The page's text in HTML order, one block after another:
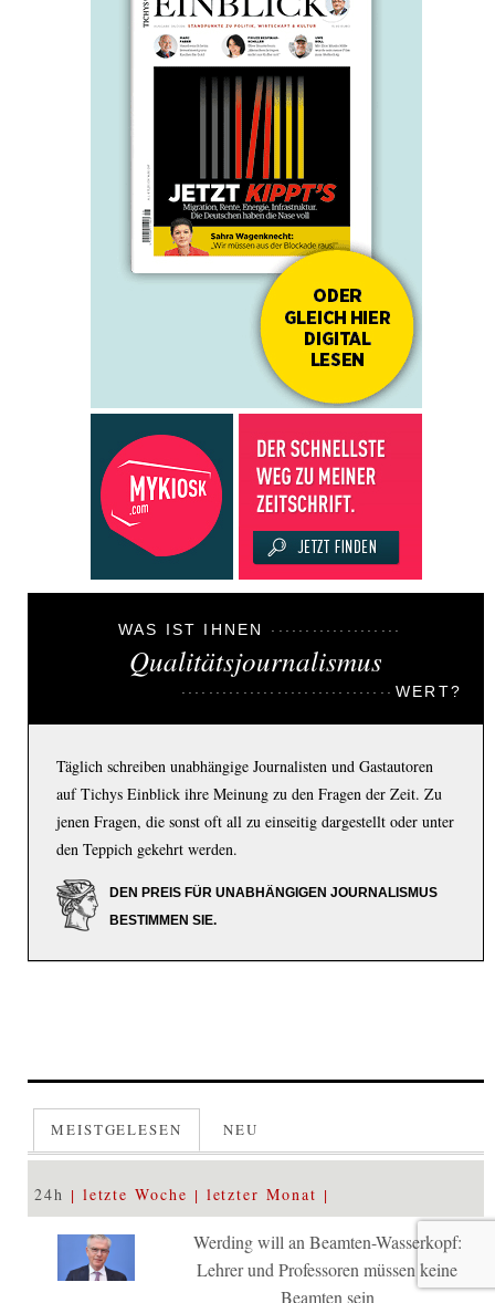
WAS IST IHNEN
Qualitätsjournalismus
WERT?
Täglich schreiben unabhängige Journalisten und Gastautoren
auf Tichys Einblick ihre Meinung zu den Fragen der Zeit. Zu
jenen Fragen, die sonst oft all zu einseitig dargestellt oder unter
den Teppich gekehrt werden.
DEN PREIS FÜR UNABHÄNGIGEN JOURNALISMUS
BESTIMMEN SIE.
MEISTGELESEN NEU
24h letzte Woche letzter Monat
Werding will an Beamten-Wasserkopf:
Lehrer und Professoren müssen keine
Beamten sein